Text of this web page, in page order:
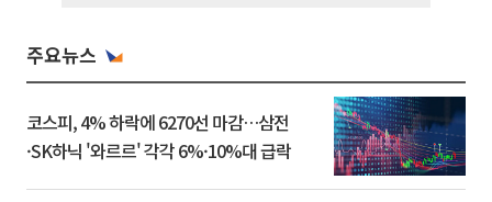
주요뉴스
코스피, 4% 하락에 6270선 마감…삼전
·SK하닉 '와르르' 각각 6%·10%대 급락